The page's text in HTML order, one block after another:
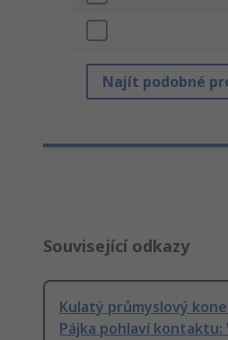
Najít podobné
Související odkazy
Kulatý průmyslový
Pájka pohlaví kontaktu: